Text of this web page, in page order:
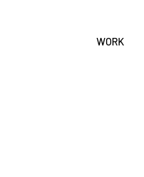
WORK